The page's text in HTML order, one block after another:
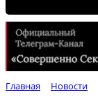
Главная Новости